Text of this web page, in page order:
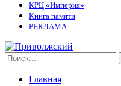
КРЦ «Империя»
Книга памяти
РЕКЛАМА
Главная